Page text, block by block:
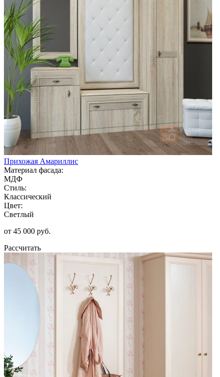
Прихожая Амариллис
Материал фасада:
МДФ
Стиль:
Классический
Цвет:
Светлый
от 45 000 руб.
Рассчитать